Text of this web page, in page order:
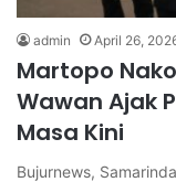
admin April 26,
Martopo
Wawan Ajak
Masa Kini
Bujurnews,